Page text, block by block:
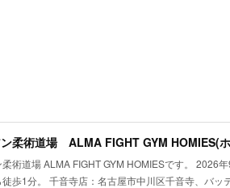
柔術道場 ALMA FIGHT GYM HOMIES(
術道場 ALMA FIGHT GYM HOMIESです。 2026
歩1分。 千音寺店：名古屋市中川区千音寺、バ